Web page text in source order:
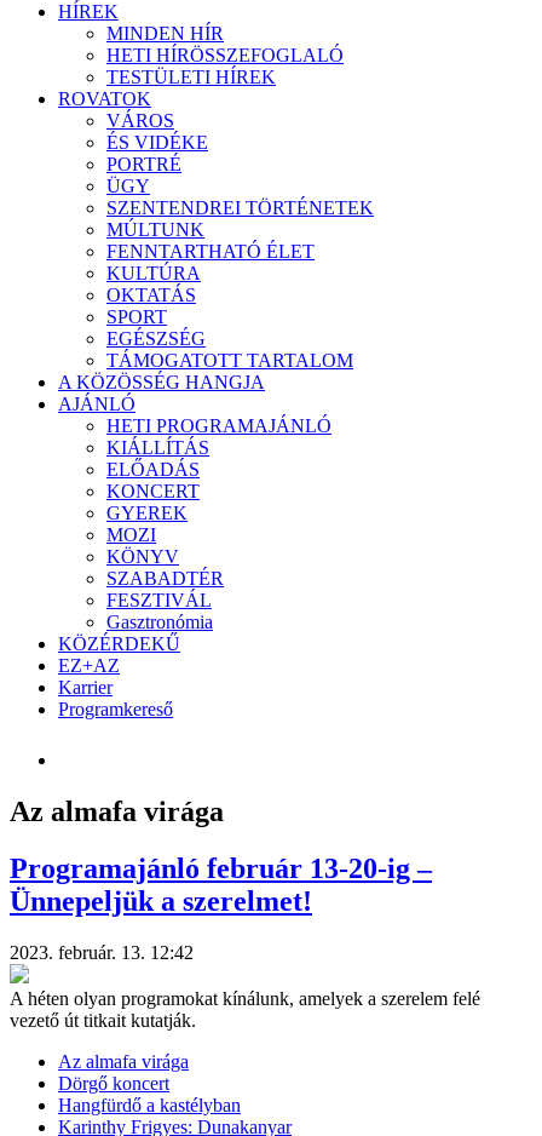
HÍREK
MINDEN HÍR
HETI HÍRÖSSZEFOGLALÓ
TESTÜLETI HÍREK
ROVATOK
VÁROS
ÉS VIDÉKE
PORTRÉ
ÜGY
SZENTENDREI TÖRTÉNETEK
MÚLTUNK
FENNTARTHATÓ ÉLET
KULTÚRA
OKTATÁS
SPORT
EGÉSZSÉG
TÁMOGATOTT TARTALOM
A KÖZÖSSÉG HANGJA
AJÁNLÓ
HETI PROGRAMAJÁNLÓ
KIÁLLÍTÁS
ELŐADÁS
KONCERT
GYEREK
MOZI
KÖNYV
SZABADTÉR
FESZTIVÁL
Gasztronómia
KÖZÉRDEKŰ
EZ+AZ
Karrier
Programkereső
Az almafa virága
Programajánló február 13-20-ig –
Ünnepeljük a szerelmet!
2023. február. 13. 12:42
A héten olyan programokat kínálunk, amelyek a szerelem felé
vezető út titkait kutatják.
Az almafa virága
Dörgő koncert
Hangfürdő a kastélyban
Karinthy Frigyes: Dunakanyar